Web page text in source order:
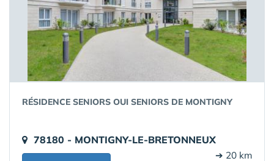
RÉSIDENCE SENIORS OUI SENIORS DE MONTIGNY
78180 - MONTIGNY-LE-BRETONNEUX
➔ 20 km